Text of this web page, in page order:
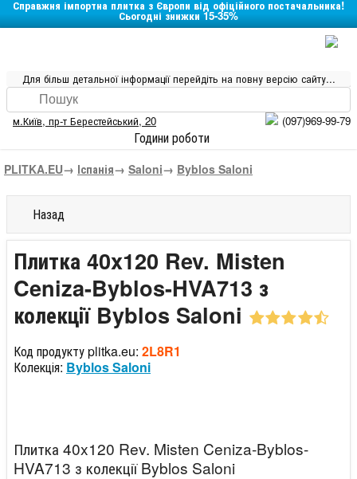
Справжня імпортна плитка з Європи від офіційного постачальника!
Сьогодні знижки 15-35%
Для більш детальної інформації перейдіть на повну версію сайту...
м.Київ, пр-т Берестейський, 20 (097)969-99-79
Години роботи
PLITKA.EU→ Іспанія→ Saloni→ Byblos Saloni
Назад
Плитка 40x120 Rev. Misten
Ceniza-Byblos-HVA713 з
колекції Byblos Saloni
Код продукту plitka.eu: 2L8R1
Колекція: Byblos Saloni
Плитка 40x120 Rev. Misten Ceniza-Byblos-
HVA713 з колекції Byblos Saloni